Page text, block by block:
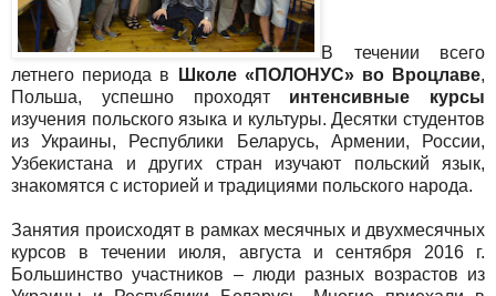
В течении всего
летнего периода в
Школе «ПОЛОНУС» во Вроцлаве,
Польша, успешно проходят интенсивные курсы
изучения польского языка и культуры. Десятки студентов
из Украины, Республики Беларусь, Армении, России,
Узбекистана и других стран изучают польский язык,
знакомятся с историей и традициями польского народа.
Занятия происходят в рамках месячных и двухмесячных
курсов в течении июля, августа и сентября 2016 г.
Большинство участников – люди разных возрастов из